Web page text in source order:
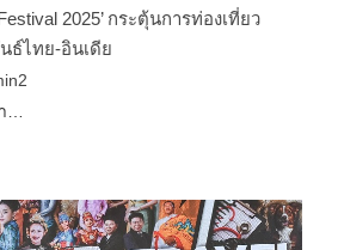
2025’ กระตุ้นการท่องเที่ยว
ธ์ไทย-อินเดีย
…